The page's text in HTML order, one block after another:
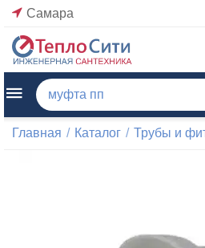
Самара
Главная / Каталог / Трубы и